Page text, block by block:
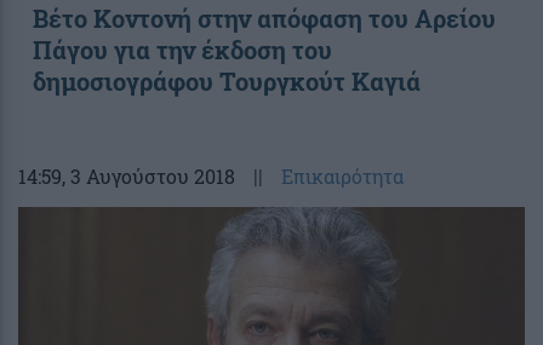
Βέτο Κοντονή στην απόφαση του Αρείου
Πάγου για την έκδοση του
δημοσιογράφου Τουργκούτ Καγιά
14:59, 3 Αυγούστου 2018 || Επικαιρότητα